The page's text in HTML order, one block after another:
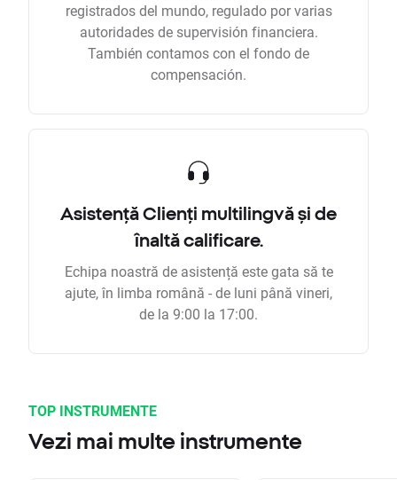
registrados del mundo, regulado por varias
autoridades de supervisión financiera.
También contamos con el fondo de
compensación.
Asistență Clienți multilingvă și de
înaltă calificare.
Echipa noastră de asistență este gata să te
ajute, în limba română - de luni până vineri,
de la 9:00 la 17:00.
TOP INSTRUMENTE
Vezi mai multe instrumente